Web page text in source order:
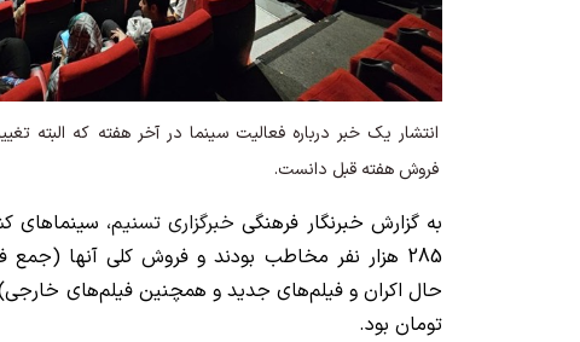
انتشار یک خبر درباره فعالیت سینما در آخر هفته که البته
فروش هفته قبل دانست.
به گزارش خبرنگار فرهنگی خبرگزاری تسنیم، سینماهای
285 هزار نفر مخاطب بودند و فروش کلی آنها (جمع
تومان بود.